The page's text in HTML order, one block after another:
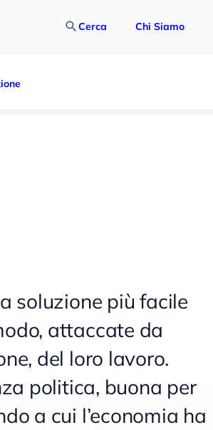
Cerca Chi Siamo
soluzione più facile
attaccate da
del loro lavoro.
politica, buona per
a cui l’economia ha